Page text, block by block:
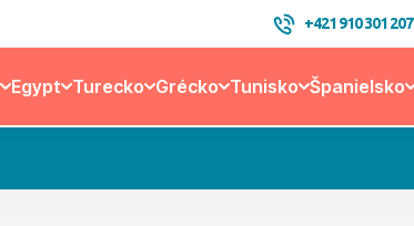
+421 910 301 207
Egypt Turecko Grécko Tunisko Španielsko